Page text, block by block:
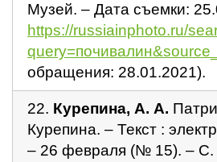
Музей. – Дата съемки:
https://russiainphoto.ru/
обращения: 28.01.2021).
22. Курепина, А. А.
Курепина. – Текст :
– 26 февраля (№ 15). – С.